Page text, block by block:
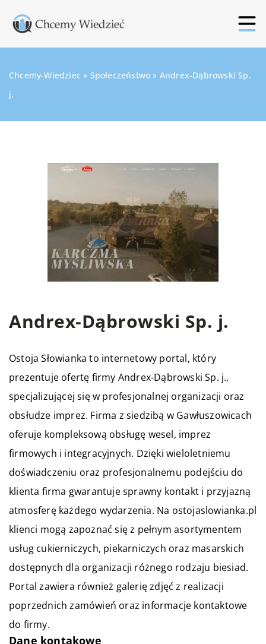
Chcemy-Wiedziec » Społeczeństwo » Andrex-Dąbrowski Sp.
j.
Andrex-Dąbrowski Sp. j.
Ostoja Słowianka to internetowy portal, który
prezentuje ofertę firmy Andrex-Dąbrowski Sp. j.,
specjalizującej się w profesjonalnej organizacji oraz
obsłudze imprez. Firma z siedzibą w Gawłuszowicach
oferuje kompleksową obsługę wesel, imprez
firmowych i integracyjnych. Dzięki wieloletniemu
doświadczeniu oraz profesjonalnemu podejściu do
klienta firma gwarantuje sprawny kontakt i przyjazną
atmosferę każdego wydarzenia. Na ostojaslowianka.pl
klienci mogą zapoznać się z pełnym asortymentem
usług cukierniczych, piekarniczych oraz masarskich
dostępnych dla organizacji różnego rodzaju biesiad.
Portal zawiera również galerię zdjęć z realizacji
poprzednich zamówień oraz informacje kontaktowe
do firmy.
Dane kontakowe